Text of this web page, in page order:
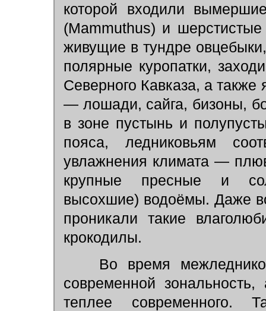
которой входили
(Mammuthus) и
живущие в тундре
полярные куропатки,
Северного Кавказа, а
— лошади, сайга, бизоны,
в зоне пустынь и
пояса, ледниковьям
увлажнения климата —
крупные пресные и
высохшие) водоёмы. Даже
проникали такие
крокодилы.
Во время
современной
теплее современного.